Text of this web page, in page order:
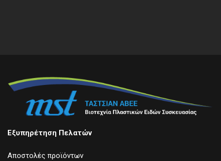
Εξυπηρέτηση Πελατών
Αποστολές προϊόντων